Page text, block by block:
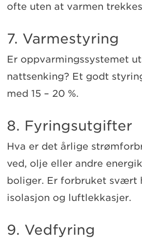
ofte uten at varmen
7. Varmestyring
Er oppvarmingssystemet
nattsenking? Et godt
med 15 – 20 %.
8. Fyringsutgifter
Hva er det årlige
ved, olje eller andre
boliger. Er forbruket svært
isolasjon og luftlekkasjer.
9. Vedfyring